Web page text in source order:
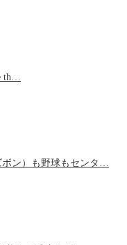
th…
ボン）も野球もセンタ…